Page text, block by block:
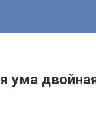
ума